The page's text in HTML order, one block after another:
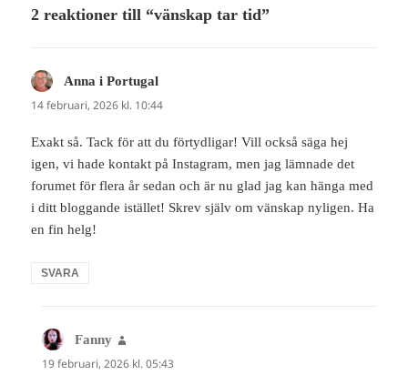
2 reaktioner till “vänskap tar tid”
Anna i Portugal
14 februari, 2026 kl. 10:44
Exakt så. Tack för att du förtydligar! Vill också säga hej
igen, vi hade kontakt på Instagram, men jag lämnade det
forumet för flera år sedan och är nu glad jag kan hänga med
i ditt bloggande istället! Skrev själv om vänskap nyligen. Ha
en fin helg!
SVARA
Fanny
19 februari, 2026 kl. 05:43